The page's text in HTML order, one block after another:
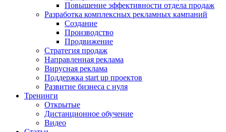
Повышение эффективности отдела продаж
Разработка комплексных рекламных кампаний
Создание
Производство
Продвижение
Стратегия продаж
Направленная реклама
Вирусная реклама
Поддержка start up проектов
Развитие бизнеса с нуля
Тренинги
Открытые
Дистанционное обучение
Видео